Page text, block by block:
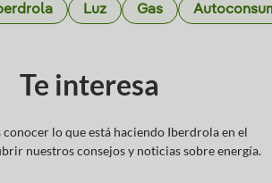
Luz Gas
Te interesa
lo que está haciendo Iberdrola en el
nuestros consejos y noticias sobre energía.